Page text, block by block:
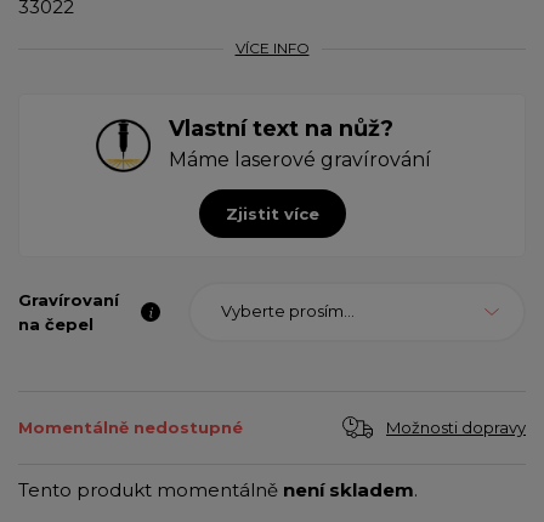
33022
VÍCE INFO
Vlastní text na nůž?
Máme laserové gravírování
Zjistit více
Gravírovaní
na čepel
Vyberte prosím...
Momentálně nedostupné Možnosti dopravy
Tento produkt momentálně není skladem.